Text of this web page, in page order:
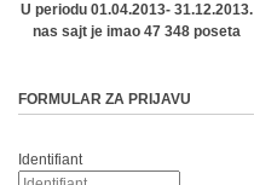
U periodu 01.04.2013- 31.12.2013.
nas sajt je imao 47 348 poseta
FORMULAR ZA PRIJAVU
Identifiant